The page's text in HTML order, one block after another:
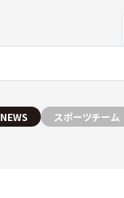
NEWS スポーツチーム